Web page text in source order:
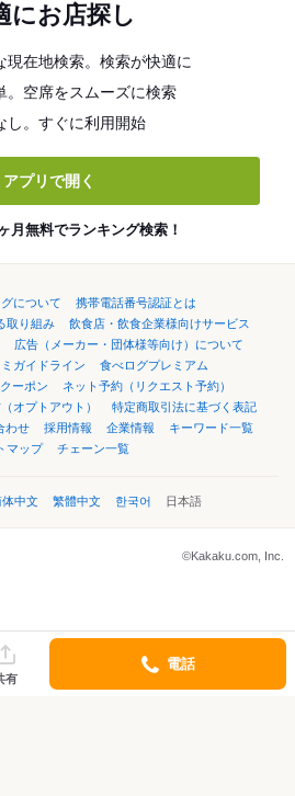
にお店探し
現在地検索。検索が快適に
。空席をスムーズに検索
し。すぐに利用開始
アプリで開く
月無料でランキング検索！
について
携帯電話番号認証とは
取り組み
飲食店・飲食企業様向けサービス
広告（メーカー・団体様等向け）について
ガイドライン
食べログプレミアム
ーポン
ネット予約（リクエスト予約）
オプトアウト）
特定商取引法に基づく表記
わせ 採用情報 企業情報
キーワード一覧
マップ
チェーン一覧
体中文 繁體中文 한국어 日本語
©Kakaku.com, Inc.
有
電話